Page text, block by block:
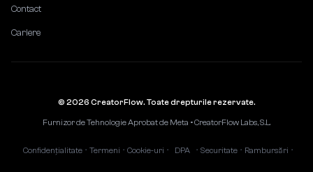
Contact
Cariere
© 2026 CreatorFlow. Toate drepturile rezervate.
Furnizor de Tehnologie Aprobat de Meta • CreatorFlow Labs, S.L.
Confidențialitate • Termeni • Cookie-uri • DPA • Securitate • Rambursări •